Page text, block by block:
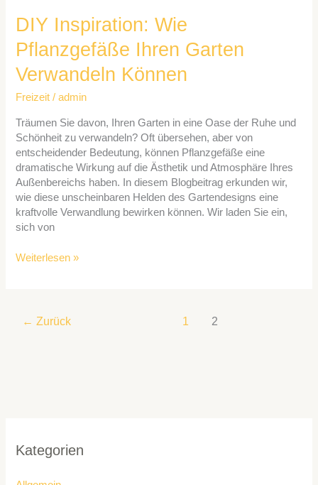
DIY Inspiration: Wie
Pflanzgefäße Ihren Garten
Verwandeln Können
Freizeit /admin
Träumen Sie davon, Ihren Garten in eine Oase der Ruhe und
Schönheit zu verwandeln? Oft übersehen, aber von
entscheidender Bedeutung, können Pflanzgefäße eine
dramatische Wirkung auf die Ästhetik und Atmosphäre Ihres
Außenbereichs haben. In diesem Blogbeitrag erkunden wir,
wie diese unscheinbaren Helden des Gartendesigns eine
kraftvolle Verwandlung bewirken können. Wir laden Sie ein,
sich von
Weiterlesen »
← Zurück 1 2
Kategorien